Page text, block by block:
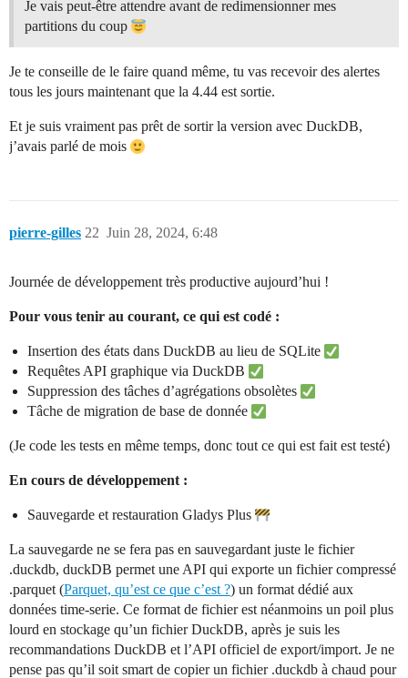
Je vais peut-être attendre avant de redimensionner mes
partitions du coup
Je te conseille de le faire quand même, tu vas recevoir des alertes
tous les jours maintenant que la 4.44 est sortie.
Et je suis vraiment pas prêt de sortir la version avec DuckDB,
j’avais parlé de mois
pierre-gilles Juin 28, 2024, 6:48
22
Journée de développement très productive aujourd’hui !
Pour vous tenir au courant, ce qui est codé :
Insertion des états dans DuckDB au lieu de SQLite
Requêtes API graphique via DuckDB
Suppression des tâches d’agrégations obsolètes
Tâche de migration de base de donnée
(Je code les tests en même temps, donc tout ce qui est fait est testé)
En cours de développement :
Sauvegarde et restauration Gladys Plus
La sauvegarde ne se fera pas en sauvegardant juste le fichier
.duckdb, duckDB permet une API qui exporte un fichier compressé
.parquet (Parquet, qu’est ce que c’est ?) un format dédié aux
données time-serie. Ce format de fichier est néanmoins un poil plus
lourd en stockage qu’un fichier DuckDB, après je suis les
recommandations DuckDB et l’API officiel de export/import. Je ne
pense pas qu’il soit smart de copier un fichier .duckdb à chaud pour